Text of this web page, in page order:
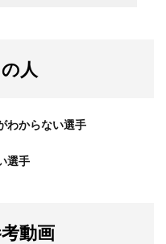
人
からない選手
選手
動画